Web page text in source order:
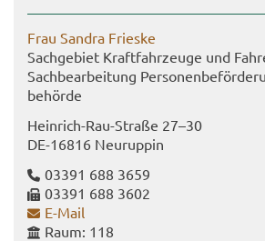
Frau San­dra Fries­ke
Sach­ge­biet Kraft­fahr­zeu­ge und
Sach­be­ar­bei­tung
be­hör­de
Heinrich-​Rau-Straße 27–30
DE-​16816 Neu­rup­pin
03391 688 3659
03391 688 3602
E-​Mail
Raum: 118